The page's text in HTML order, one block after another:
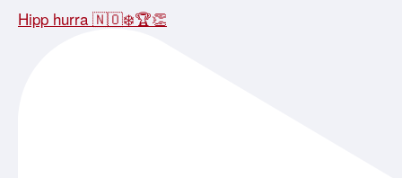
Hipp hurra 🇳🇴❄️🏆👏